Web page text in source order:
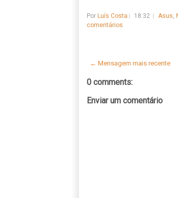
Por Luís Costa 18:32 Asus,
comentários
← Mensagem mais recente
0 comments:
Enviar um comentário